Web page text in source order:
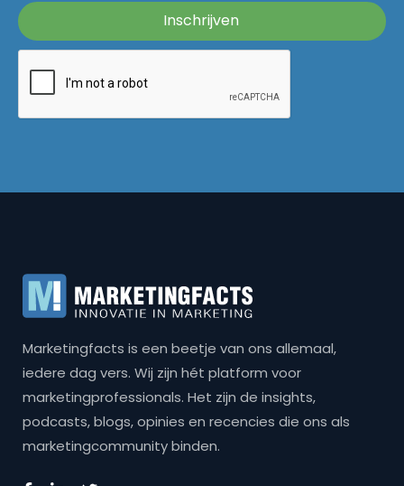
Marketingfacts is een beetje van ons allemaal,
iedere dag vers. Wij zijn hét platform voor
marketingprofessionals. Het zijn de insights,
podcasts, blogs, opinies en recencies die ons als
marketingcommunity binden.